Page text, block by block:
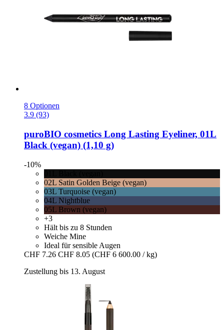
8 Optionen
3.9 (93)
puroBIO cosmetics Long Lasting Eyeliner, 01L
Black (vegan) (1,10 g)
-10%
02L Satin Golden Beige (vegan)
03L Turquoise (vegan)
04L Nightblue
05L Brown (vegan)
+3
Hält bis zu 8 Stunden
Weiche Mine
Ideal für sensible Augen
CHF 7.26 CHF 8.05 (CHF 6 600.00 / kg)
Zustellung bis 13. August